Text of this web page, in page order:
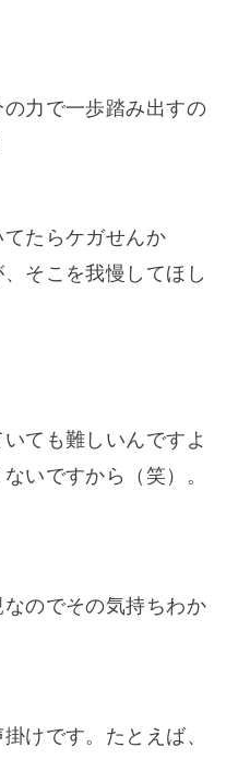
力で一歩踏み出すの
たらケガせんか
そこを我慢してほし
ても難しいんですよ
いですから（笑）。
のでその気持ちわか
けです。たとえば、